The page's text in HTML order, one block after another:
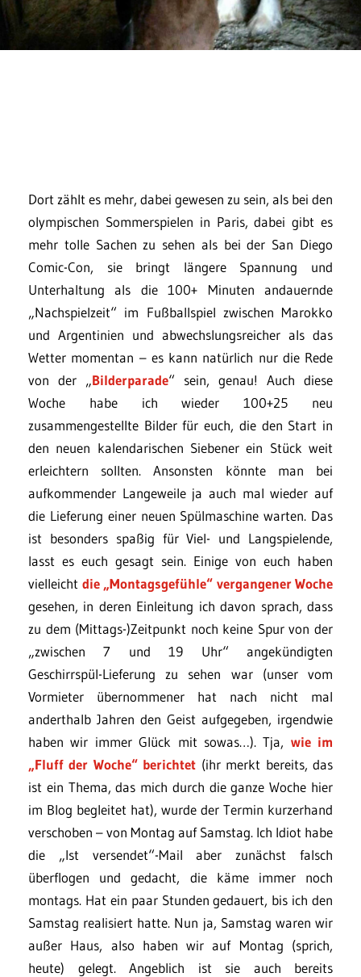
Dort zählt es mehr, dabei gewesen zu sein, als bei den
olympischen Sommerspielen in Paris, dabei gibt es
mehr tolle Sachen zu sehen als bei der San Diego
Comic-Con, sie bringt längere Spannung und
Unterhaltung als die 100+ Minuten andauernde
„Nachspielzeit“ im Fußballspiel zwischen Marokko
und Argentinien und abwechslungsreicher als das
Wetter momentan – es kann natürlich nur die Rede
von der „Bilderparade“ sein, genau! Auch diese
Woche habe ich wieder 100+25 neu
zusammengestellte Bilder für euch, die den Start in
den neuen kalendarischen Siebener ein Stück weit
erleichtern sollten. Ansonsten könnte man bei
aufkommender Langeweile ja auch mal wieder auf
die Lieferung einer neuen Spülmaschine warten. Das
ist besonders spaßig für Viel- und Langspielende,
lasst es euch gesagt sein. Einige von euch haben
vielleicht die „Montagsgefühle“ vergangener Woche
gesehen, in deren Einleitung ich davon sprach, dass
zu dem (Mittags-)Zeitpunkt noch keine Spur von der
„zwischen 7 und 19 Uhr“ angekündigten
Geschirrspül-Lieferung zu sehen war (unser vom
Vormieter übernommener hat nach nicht mal
anderthalb Jahren den Geist aufgegeben, irgendwie
haben wir immer Glück mit sowas…). Tja, wie im
„Fluff der Woche“ berichtet (ihr merkt bereits, das
ist ein Thema, das mich durch die ganze Woche hier
im Blog begleitet hat), wurde der Termin kurzerhand
verschoben – von Montag auf Samstag. Ich Idiot habe
die „Ist versendet“-Mail aber zunächst falsch
überflogen und gedacht, die käme immer noch
montags. Hat ein paar Stunden gedauert, bis ich den
Samstag realisiert hatte. Nun ja, Samstag waren wir
außer Haus, also haben wir auf Montag (sprich,
heute) gelegt. Angeblich ist sie auch bereits